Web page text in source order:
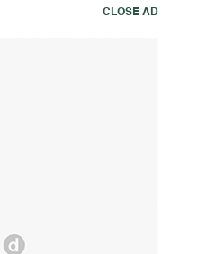
CLOSE AD